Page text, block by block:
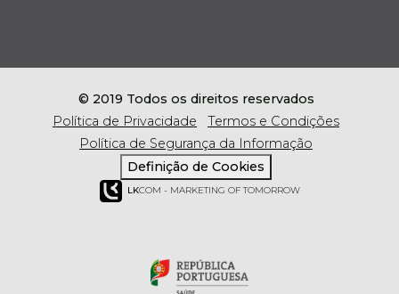
© 2019 Todos os direitos reservados
Política de Privacidade
Termos e Condições
Política de Segurança da Informação
Definição de Cookies
LKCOM - MARKETING OF TOMORROW